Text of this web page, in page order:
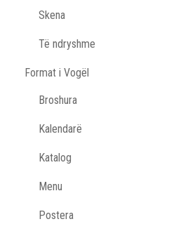
Skena
Të ndryshme
Format i Vogël
Broshura
Kalendarë
Katalog
Menu
Postera